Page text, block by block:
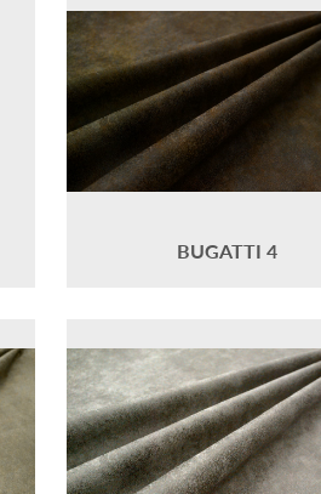
BUGATTI 4